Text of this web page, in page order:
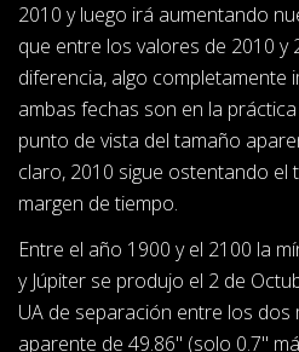
2010 y luego irá aumentando
que entre los valores de 2010 y
diferencia, algo completamente
ambas fechas son en la
punto de vista del tamaño
claro, 2010 sigue ostentando el
margen de tiempo.
Entre el año 1900 y el 2100 la
y Júpiter se produjo el 2 de
UA de separación entre los dos
aparente de 49.86" (solo 0.7"